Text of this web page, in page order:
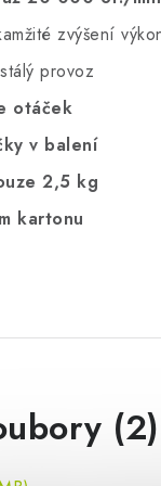
zvýšení
provoz
otáček
v balení
2,5 kg
kartonu
(2)